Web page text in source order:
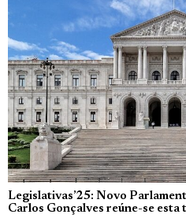
Legislativas’25: Novo
Carlos Gonçalves reúne-se